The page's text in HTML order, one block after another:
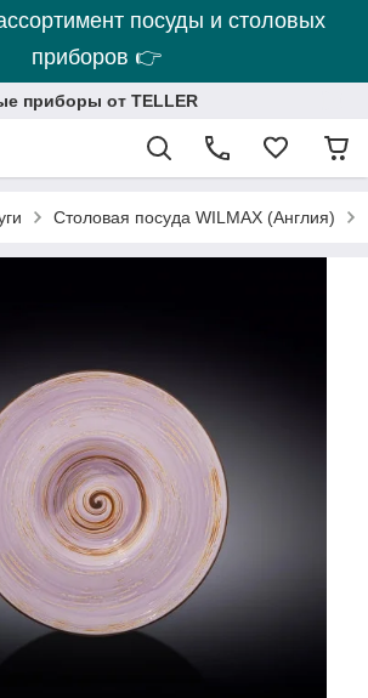
посуды и столовых
приборов 👉
приборы от TELLER
Столовая посуда WILMAX (Англия)